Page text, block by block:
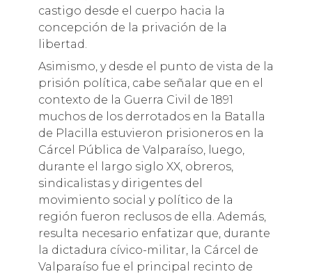
castigo desde el cuerpo hacia la
concepción de la privación de la
libertad.
Asimismo, y desde el punto de vista de la
prisión política, cabe señalar que en el
contexto de la Guerra Civil de 1891
muchos de los derrotados en la Batalla
de Placilla estuvieron prisioneros en la
Cárcel Pública de Valparaíso, luego,
durante el largo siglo XX, obreros,
sindicalistas y dirigentes del
movimiento social y político de la
región fueron reclusos de ella. Además,
resulta necesario enfatizar que, durante
la dictadura cívico-militar, la Cárcel de
Valparaíso fue el principal recinto de